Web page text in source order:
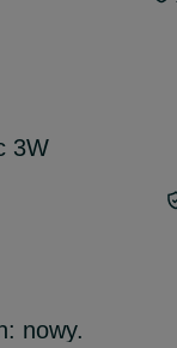
3W
nowy.